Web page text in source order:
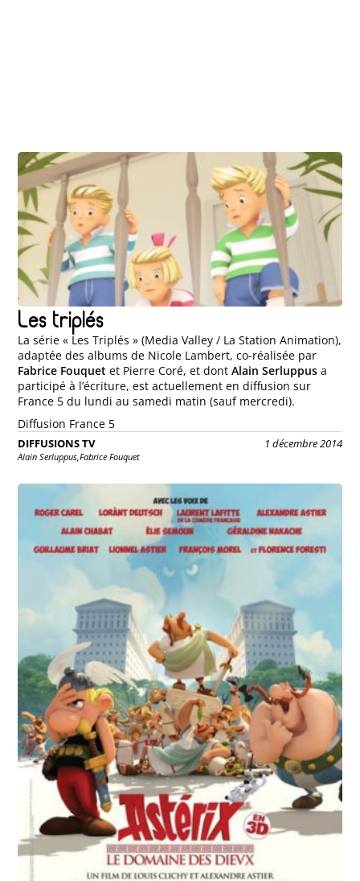
Les triplés
La série « Les Triplés » (Media Valley / La Station Animation),
adaptée des albums de Nicole Lambert, co-réalisée par
Fabrice Fouquet et Pierre Coré, et dontAlain Serluppus a
participé à l’écriture, est actuellement en diffusion sur
France 5 du lundi au samedi matin (sauf mercredi).
Diffusion France 5
DIFFUSIONS TV 1 décembre 2014
Alain Serluppus,Fabrice Fouquet